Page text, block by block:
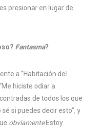
presionar en lugar de
Fantasma?
a “Habitación del
hiciste odiar a
de todos los que
si puedes decir esto”, y
obviamenteEstoy